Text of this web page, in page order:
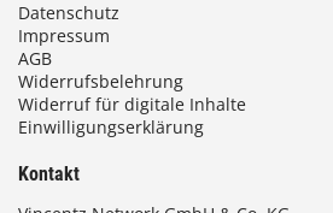
Datenschutz
Impressum
AGB
Widerrufsbelehrung
Widerruf für digitale Inhalte
Einwilligungserklärung
Kontakt